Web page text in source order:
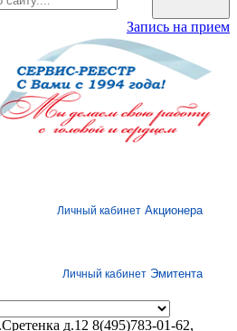
Запись на прием
Личный кабинет Акционера
Личный кабинет Эмитента
д.12 8(495)783-01-62,